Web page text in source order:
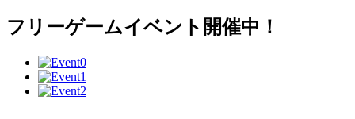
フリーゲームイベント開催中！